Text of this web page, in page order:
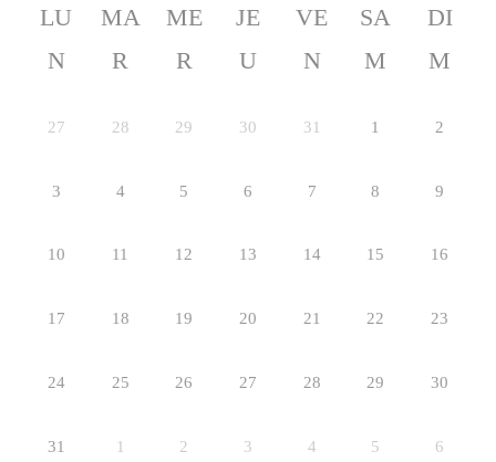
LU
N
MA
R
ME
R
JE
U
VE
N
SA
M
DI
M
27 28 29 30 31 1 2
3 4 5 6 7 8 9
10 11 12 13 14 15 16
17 18 19 20 21 22 23
24 25 26 27 28 29 30
31 1 2 3 4 5 6